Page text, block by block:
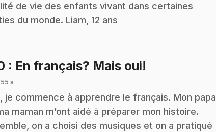
de vie des enfants vivant dans certaines
du monde. Liam, 12 ans
: En français? Mais oui!
55 s
je commence à apprendre le français. Mon papa
maman m’ont aidé à préparer mon histoire.
on a choisi des musiques et on a pratiqué